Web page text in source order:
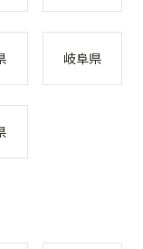
岐阜県